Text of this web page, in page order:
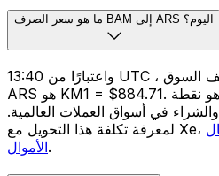
ما هو سعر الصرف BAM إلى ARS اليوم؟
واعتبارًا من 13:40 UTC ، فإن معدل منتصف السوق BAM إلى
ARS هو KM1 = $884.71. سعر منتصف السوق هو نقطة
في أسواق العملات العالمية.
الأموال.